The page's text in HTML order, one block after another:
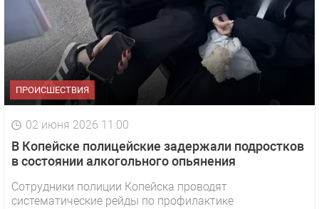
ПРОИСШЕСТВИЯ
02 июня 2026 11:00
В Копейске полицейские задержали подростков
в состоянии алкогольного опьянения
Сотрудники полиции Копейска проводят
систематические рейды по профилактике